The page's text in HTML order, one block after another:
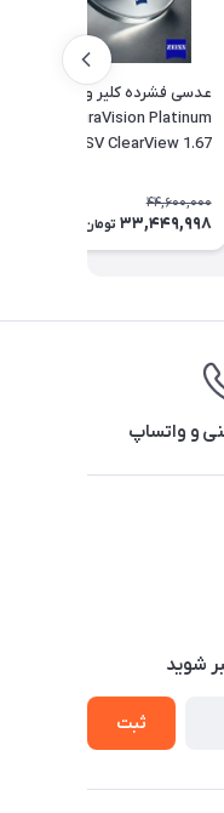
عدسی فشرده کلیر ویو زایس
Zeiss DuraVision Platinum
FSV ClearView 1.67
44,600,000
33,449,998 تومان
و واتساپ
شوید
ثبت